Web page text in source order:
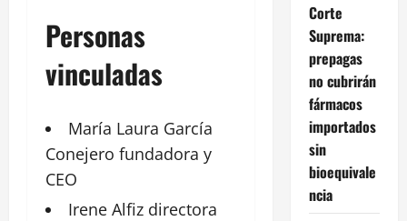
Personas
vinculadas
María Laura García
Conejero fundadora y
CEO
Irene Alfiz directora
Corte
Suprema:
prepagas
no cubrirán
fármacos
importados
sin
bioequivale
ncia